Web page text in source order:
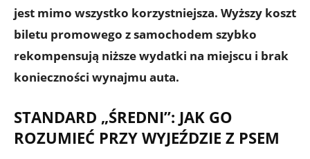
jest mimo wszystko korzystniejsza. Wyższy koszt
biletu promowego z samochodem szybko
rekompensują niższe wydatki na miejscu i brak
konieczności wynajmu auta.
STANDARD „ŚREDNI”: JAK GO
ROZUMIEĆ PRZY WYJEŹDZIE Z PSEM